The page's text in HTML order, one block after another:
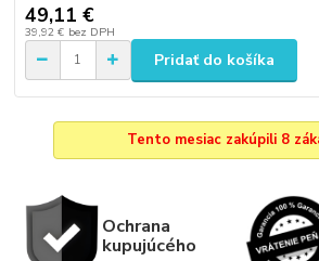
49,11 €
39,92 € bez DPH
Pridať do košíka
Tento mesiac zakúpili 8
Ochrana
kupujúcého